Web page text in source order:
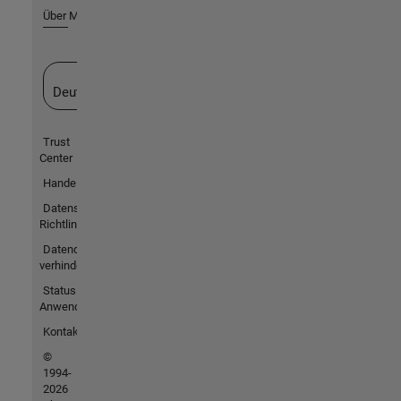
Über MathWorks
Deutschland
Trust
Center
Handelsmarken
Datenschutz-
Richtlinien
Datendiebstahl
verhindern
Status von
Anwendungen
Kontakt
©
1994-
2026